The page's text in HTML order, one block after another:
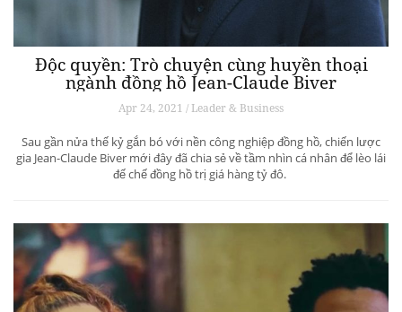
Độc quyền: Trò chuyện cùng huyền thoại
ngành đồng hồ Jean-Claude Biver
Apr 24, 2021 / Leader & Business
Sau gần nửa thế kỷ gắn bó với nền công nghiệp đồng hồ, chiến lược
gia Jean-Claude Biver mới đây đã chia sẻ về tầm nhìn cá nhân để lèo lái
đế chế đồng hồ trị giá hàng tỷ đô.